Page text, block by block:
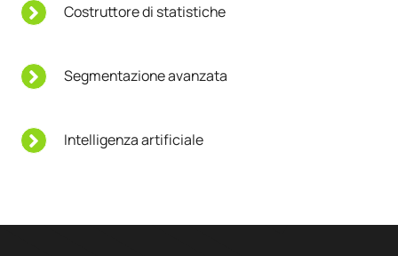
Costruttore di statistiche
Segmentazione avanzata
Intelligenza artificiale